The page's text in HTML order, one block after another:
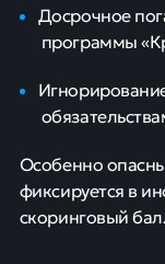
Досрочное
программы
Особенно
фиксируется в
скоринговый